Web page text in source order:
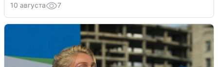
10 августа 7